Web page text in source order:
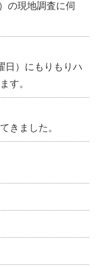
の現地調査に伺
日）にもりもりハ
す。
きました。